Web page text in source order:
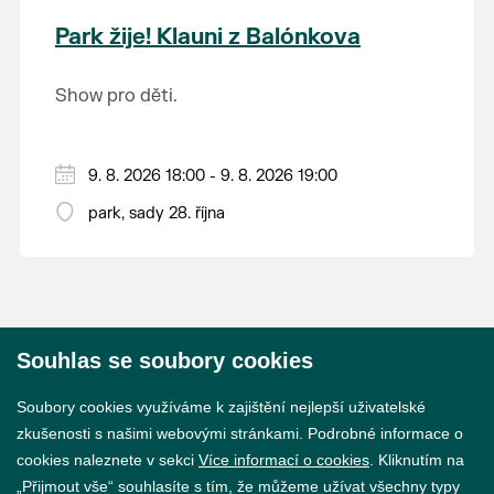
krajina na světě, která je zapsána na Seznam
světového přírodního a kulturního dědictví
Park žije! Klauni z Balónkova
Show pro děti.
9. 8. 2026 18:00 - 9. 8. 2026 19:00
park, sady 28. října
Souhlas se soubory cookies
Soubory cookies využíváme k zajištění nejlepší uživatelské
zkušenosti s našimi webovými stránkami. Podrobné informace o
cookies naleznete v sekci Více informací o cookies . Kliknutím na
„Přijmout vše“ souhlasíte s tím, že můžeme užívat všechny typy